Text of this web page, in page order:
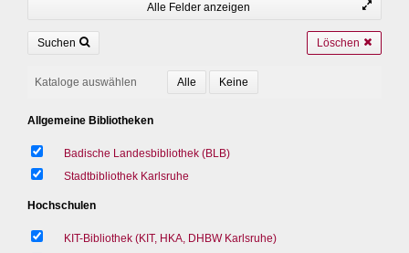
Alle Felder anzeigen
Suchen Löschen
Kataloge auswählen
Allgemeine Bibliotheken
Badische Landesbibliothek (BLB)
Stadtbibliothek Karlsruhe
Hochschulen
KIT-Bibliothek (KIT, HKA, DHBW Karlsruhe)